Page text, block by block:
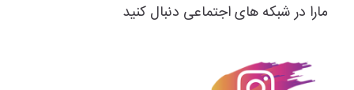
مارا در شبکه های اجتماعی دنبال کنید